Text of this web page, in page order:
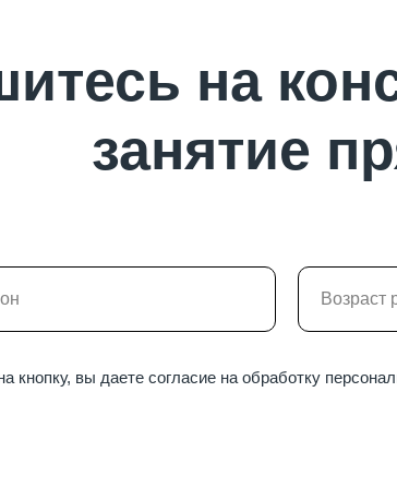
на
занятие
кнопку, вы даете согласие на обработку